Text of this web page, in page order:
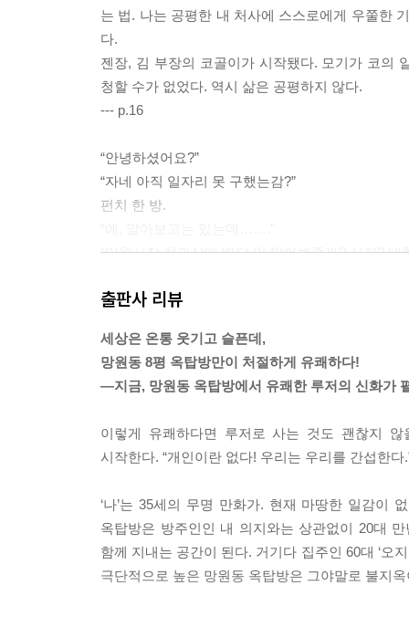
는 법. 나는 공평한 내 처사에 스스로에게 우쭐한
다.
젠장, 김 부장의 코골이가 시작됐다. 모기가 코의
청할 수가 없었다. 역시 삶은 공평하지 않다.
--- p.16
“안녕하셨어요?”
“자네 아직 일자리 못 구했는감?”
펀치 한 방.
“망원시장 청과상에 배달 일 알아봐줄까? 싫지? 대
“그래도 제 전공은 살려보려고요.”
펀치 세 방.
곧 곰 한 마리가 굴에서 나오듯 김 부장의 두툼한
“안녕하십니까, 어르신. 저는 이 친구 선배 김창경
자기보다 20센티미터는 더 큰 김 부장 안면을 꼼
“선배라고 하기엔 너무 늙은 거 아녀?”
“하하, 제가 좀 들어 보이긴 해도…….”
“됐고, 내가 며칠 여길 눈여겨봤어. 보아하니 길
같던데 그만 떠나시지.”
펀치 다섯 방.
출판사 리뷰
세상은 온통 웃기고 슬픈데,
망원동 8평 옥탑방만이 처절하게 유쾌하다!
―지금, 망원동 옥탑방에서 유쾌한 루저의 신화가
이렇게 유쾌하다면 루저로 사는 것도 괜찮지
시작한다. “개인이란 없다! 우리는 우리를 간섭한
‘나’는 35세의 무명 만화가. 현재 마땅한 일감이
옥탑방은 방주인인 내 의지와는 상관없이 20대 만
함께 지내는 공간이 된다. 거기다 집주인 60대 ‘오
극단적으로 높은 망원동 옥탑방은 그야말로 불지